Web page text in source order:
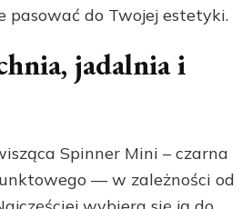
pasować do Twojej estetyki.
jadalnia i
Spinner Mini – czarna
— w zależności od